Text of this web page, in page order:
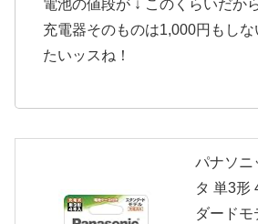
電池の値段が ↓ このくらいだから
充電器そのものは1,000円もしな
たいッスね！
パナソニ
タ 単3形
ダード